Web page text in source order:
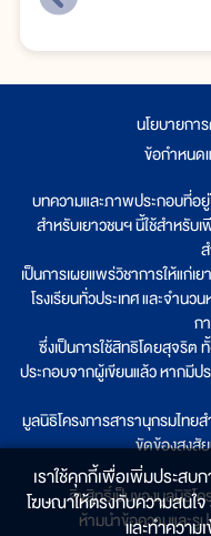
นโยบายกา
ข้อกำหนด
บทความและภาพประกอบที่อยู่
สำหรับเยาวชนฯ นี้ใช้สำหรั
เป็นการเผยแพร่วิชาการให้แก่เ
โรงเรียนทั่วประเทศ และจำน
ก
ซึ่งเป็นการใช้สิทธิโดยสุจริ
ประกอบจากผู้เขียนแล้ว หากมีป
มูลนิธิโครงการสารานุกรมไทย
ขัดข้องสงสั
ลิขสิทธิ์เป็นของมูลนิธิโ
ห้ามนำข้อความและรู
เราใช้คุกกี้เพื่อเพิ่มประสบ
โฆษณาให้ตรงกับความสนใจ
และทำความ